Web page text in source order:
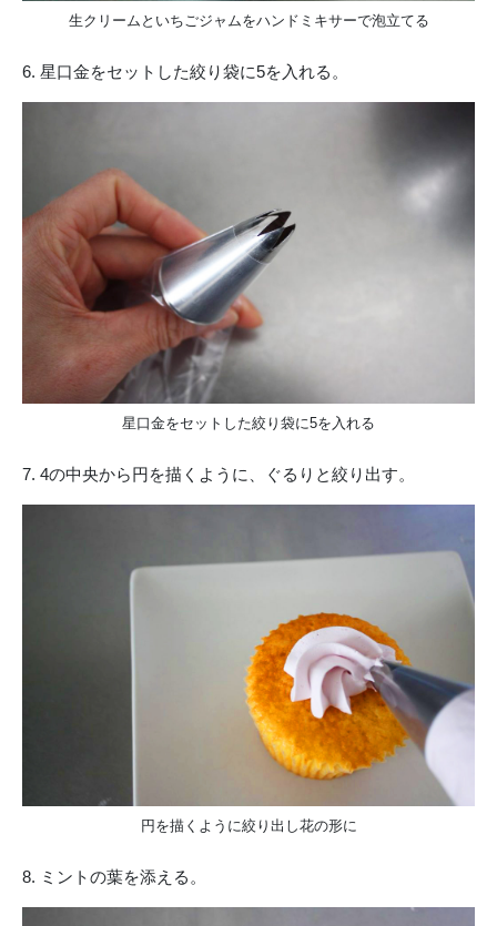
生クリームといちごジャムをハンドミキサーで泡立てる
6. 星口金をセットした絞り袋に5を入れる。
星口金をセットした絞り袋に5を入れる
7. 4の中央から円を描くように、ぐるりと絞り出す。
円を描くように絞り出し花の形に
8. ミントの葉を添える。